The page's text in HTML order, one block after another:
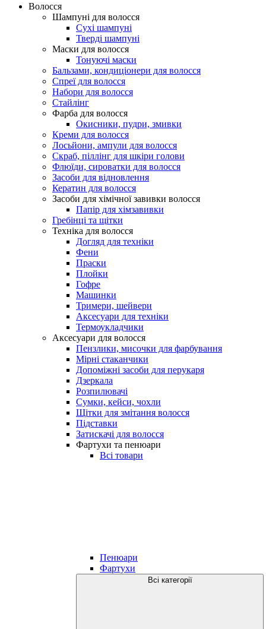
Волосся
Шампуні для волосся
Сухі шампуні
Тверді шампуні
Маски для волосся
Тонуючі маски
Бальзами, кондиціонери для волосся
Спреї для волосся
Набори для волосся
Стайлінг
Фарба для волосся
Окисники, пудри, змивки
Креми для волосся
Лосьйони, ампули для волосся
Скраб, піллінг для шкіри голови
Флюїди, сироватки для волосся
Засоби для відновлення
Кератин для волосся
Засоби для хімічної завивки волосся
Папір для хімзавивки
Гребінці та щітки
Техніка для волосся
Догляд для техніки
Фени
Праски
Плойки
Гофре
Машинки
Тримери, шейвери
Аксесуари для техніки
Термоукладчики
Аксесуари для волосся
Пензлики, мисочки для фарбування
Мірні стаканчики
Допоміжні засоби для перукаря
Дзеркала
Розпилювачі
Сумки, кейси, чохли
Щітки для змітання волосся
Підставки
Затискачі для волосся
Фартухи та пенюари
Всі товари
Пенюари
Фартухи
Всі категорії